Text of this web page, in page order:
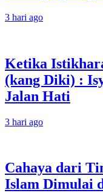
3 hari ago
Ketika
(kang Diki) :
Jalan Hati
3 hari ago
Cahaya dari
Islam Dimulai